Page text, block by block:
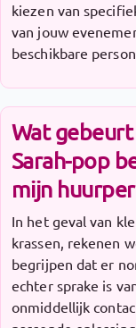
kiezen van
van jouw
beschikbare
Wat
Sarah-pop
mijn
In het geval van
krassen, rekenen
begrijpen dat er
echter sprake is
onmiddellijk